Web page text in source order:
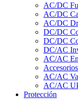
AC/DC
AC/DC
AC/DC
DC/DC
DC/DC
DC/AC
AC/AC
AC/AC
AC/AC
Protección